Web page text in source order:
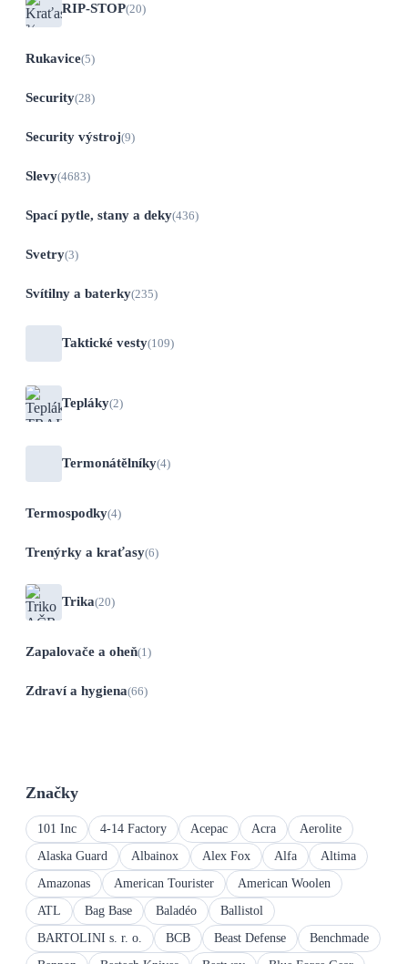
RIP-STOP(20)
Rukavice(5)
Security(28)
Security výstroj(9)
Slevy(4683)
Spací pytle, stany a deky(436)
Svetry(3)
Svítilny a baterky(235)
Taktické vesty(109)
Tepláky(2)
Termonátělníky(4)
Termospodky(4)
Trenýrky a kraťasy(6)
Trika(20)
Zapalovače a oheň(1)
Zdraví a hygiena(66)
Značky
101 Inc 4-14 Factory Acepac Acra
Aerolite
Alaska Guard
Albainox Alex Fox Alfa
Altima
Amazonas
American Tourister
American Woolen
ATL
Bag Base Baladéo
Ballistol
BARTOLINI s. r. o.
BCB Beast Defense
Benchmade